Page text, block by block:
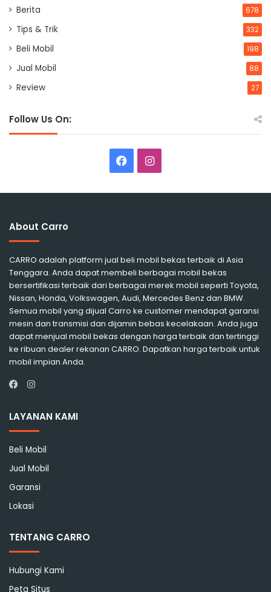
Berita 678
Tips & Trik 332
Beli Mobil 198
Jual Mobil 88
Review 27
Follow Us On:
FacebookInstagram
About Carro
CARRO adalah platform jual beli mobil bekas terbaik di Asia
Tenggara. Anda dapat membeli berbagai mobil bekas
bersertifikasi terbaik dari berbagai merek mobil seperti Toyota,
Nissan, Honda, Volkswagen, Audi, Mercedes Benz dan BMW.
Semua mobil yang dijual Carro ke customer mendapat garansi
mesin dan transmisi dan dijamin bebas kecelakaan. Anda juga
dapat menjual mobil bekas dengan harga terbaik dan tertinggi
ke ribuan dealer rekanan CARRO. Dapatkan harga terbaik untuk
mobil impian Anda.
Instagram
LAYANAN KAMI
Beli Mobil
Jual Mobil
Garansi
Lokasi
TENTANG CARRO
Hubungi Kami
Peta Situs